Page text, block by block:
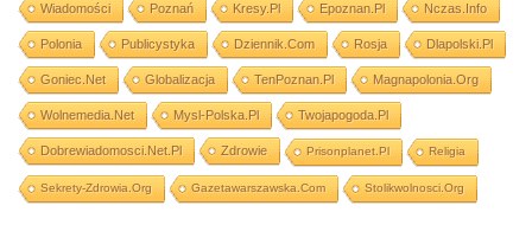
Wiadomości Poznań Kresy.pl Epoznan.pl Nczas.info
Polonia Publicystyka Dziennik.com Rosja Dlapolski.pl
Goniec.net Globalizacja TenPoznan.pl Magnapolonia.org
Wolnemedia.net Mysl-Polska.pl Twojapogoda.pl
Dobrewiadomosci.net.pl Zdrowie Prisonplanet.pl Religia
Sekrety-Zdrowia.org Gazetawarszawska.com Stolikwolnosci.org